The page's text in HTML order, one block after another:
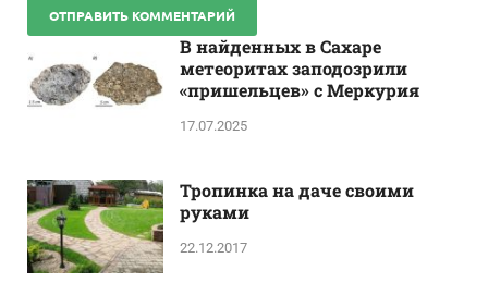
В найденных в Сахаре
метеоритах заподозрили
«пришельцев» с Меркурия
17.07.2025
Тропинка на даче своими
руками
22.12.2017